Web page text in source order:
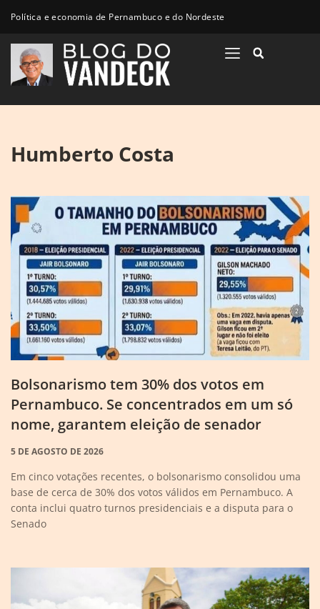
Política e economia de Pernambuco e do Nordeste
Humberto Costa
Bolsonarismo tem 30% dos votos em
Pernambuco. Se concentrados em um só
nome, garantem eleição de senador
5 DE AGOSTO DE 2026
Em cinco votações recentes, o bolsonarismo consolidou uma
base de cerca de 30% dos votos válidos em Pernambuco. A
conta inclui quatro turnos presidenciais e a disputa para o
Senado